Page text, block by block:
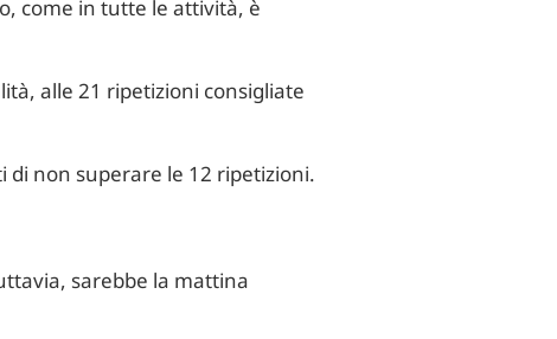
come in tutte le attività, è
alle 21 ripetizioni consigliate
di non superare le 12 ripetizioni.
sarebbe la mattina